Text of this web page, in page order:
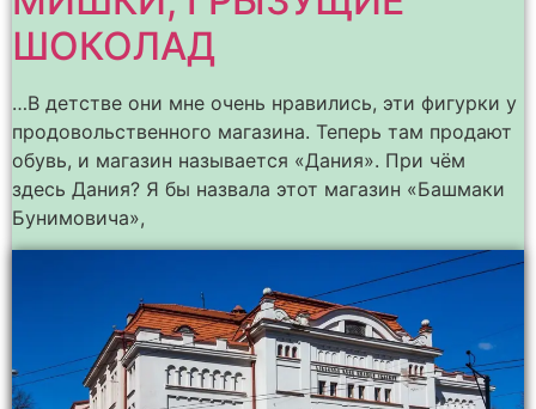
ШОКОЛАД
…В детстве они мне очень нравились, эти фигурки у
продовольственного магазина. Теперь там продают
обувь, и магазин называется «Дания». При чём
здесь Дания? Я бы назвала этот магазин «Башмаки
Бунимовича»,